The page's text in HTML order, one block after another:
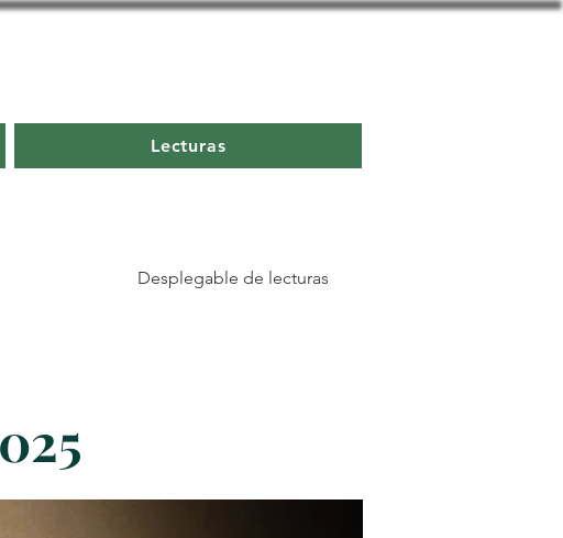
Lecturas
Desplegable de lecturas